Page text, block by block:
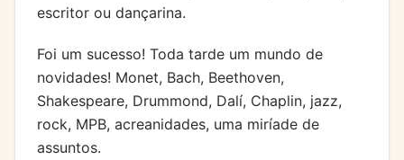
escritor ou dançarina.
Foi um sucesso! Toda tarde um mundo de
novidades! Monet, Bach, Beethoven,
Shakespeare, Drummond, Dalí, Chaplin, jazz,
rock, MPB, acreanidades, uma miríade de
assuntos.